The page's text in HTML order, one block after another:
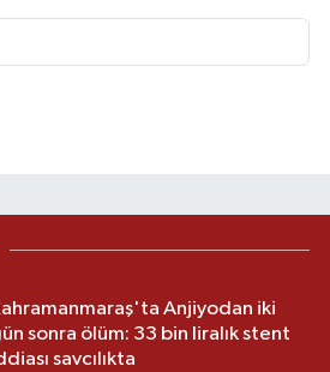
Anjiyodan iki
sonra ölüm: 33 bin liralık stent
savcılıkta